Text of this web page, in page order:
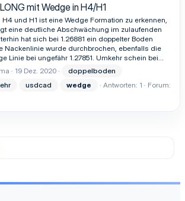
mit Wedge in H4/H1
H4 und H1 ist eine Wedge Formation zu erkennen,
eine deutliche Abschwächung im zulaufenden
hat sich bei 1.26881 ein doppelter Boden
Nackenlinie wurde durchbrochen, ebenfalls die
Linie bei ungefähr 1.27851. Umkehr schein bei...
19 Dez. 2020
doppelboden
usdcad wedge Antworten: 1
Forum: